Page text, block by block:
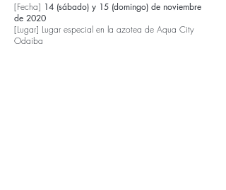
[Fecha] 14 (sábado) y 15 (domingo) de noviembre
de 2020
[Lugar] Lugar especial en la azotea de Aqua City
Odaiba